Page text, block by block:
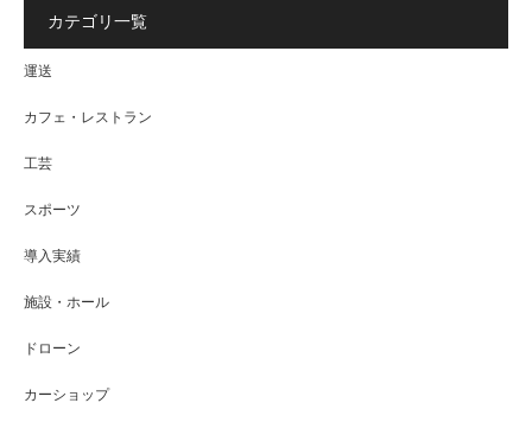
カテゴリ一覧
運送
カフェ・レストラン
工芸
スポーツ
導入実績
施設・ホール
ドローン
カーショップ